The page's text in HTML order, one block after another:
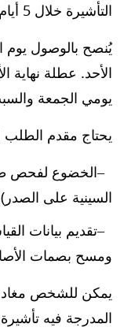
التأشيرة خلال 5 أيام عمل.
يُنصح بالوصول يوم
الأحد. عطلة نهاية
يومي الجمعة
يحتاج مقدم الطلب
الخضوع لفحص
السينية على
تقديم بيانات
ومسح بصمات
يمكن للشخص
المدرجة فيه تأشيرة